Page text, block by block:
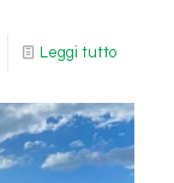
Leggi tutto